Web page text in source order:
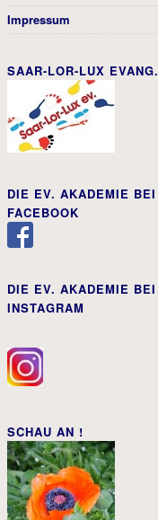
Impressum
SAAR-LOR-LUX EVANG.
DIE EV. AKADEMIE BEI
FACEBOOK
DIE EV. AKADEMIE BEI
INSTAGRAM
SCHAU AN !